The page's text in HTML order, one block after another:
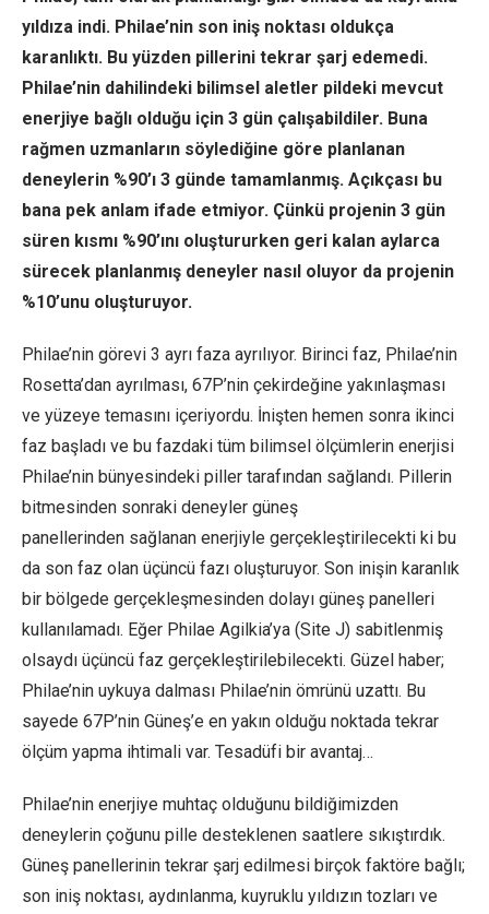
yıldıza indi. Philae’nin son iniş noktası oldukça
karanlıktı. Bu yüzden pillerini tekrar şarj edemedi.
Philae’nin dahilindeki bilimsel aletler pildeki mevcut
enerjiye bağlı olduğu için 3 gün çalışabildiler. Buna
rağmen uzmanların söylediğine göre planlanan
deneylerin %90’ı 3 günde tamamlanmış. Açıkçası bu
bana pek anlam ifade etmiyor. Çünkü projenin 3 gün
süren kısmı %90’ını oluştururken geri kalan aylarca
sürecek planlanmış deneyler nasıl oluyor da projenin
%10’unu oluşturuyor.
Philae’nin görevi 3 ayrı faza ayrılıyor. Birinci faz, Philae’nin
Rosetta’dan ayrılması, 67P’nin çekirdeğine yakınlaşması
ve yüzeye temasını içeriyordu. İnişten hemen sonra ikinci
faz başladı ve bu fazdaki tüm bilimsel ölçümlerin enerjisi
Philae’nin bünyesindeki piller tarafından sağlandı. Pillerin
bitmesinden sonraki deneyler güneş
panellerinden sağlanan enerjiyle gerçekleştirilecekti ki bu
da son faz olan üçüncü fazı oluşturuyor. Son inişin karanlık
bir bölgede gerçekleşmesinden dolayı güneş panelleri
kullanılamadı. Eğer Philae Agilkia’ya (Site J) sabitlenmiş
olsaydı üçüncü faz gerçekleştirilebilecekti. Güzel haber;
Philae’nin uykuya dalması Philae’nin ömrünü uzattı. Bu
sayede 67P’nin Güneş’e en yakın olduğu noktada tekrar
ölçüm yapma ihtimali var. Tesadüfi bir avantaj…
Philae’nin enerjiye muhtaç olduğunu bildiğimizden
deneylerin çoğunu pille desteklenen saatlere sıkıştırdık.
Güneş panellerinin tekrar şarj edilmesi birçok faktöre bağlı;
son iniş noktası, aydınlanma, kuyruklu yıldızın tozları ve